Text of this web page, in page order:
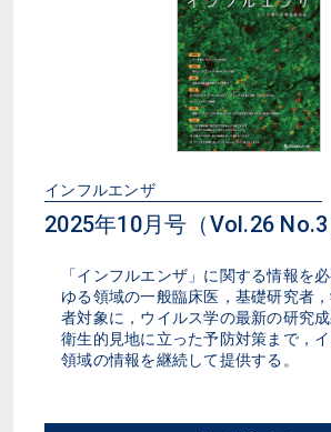
インフルエンザ
2025年10月号（Vol.26 No.3
「インフルエンザ」に関する情報を
ゆる領域の一般臨床医，基礎研究者
者対象に，ウイルス学の最新の研究
衛生的見地に立った予防対策まで，
領域の情報を継続して提供する。